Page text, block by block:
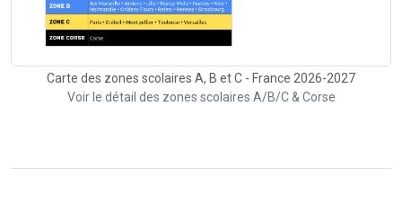
Carte des zones scolaires A, B et C - France 2026-2027
Voir le détail des zones scolaires A/B/C & Corse